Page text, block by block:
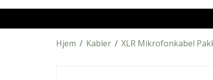
/
Hjem /
Kabler XLR Mikrofonkabel